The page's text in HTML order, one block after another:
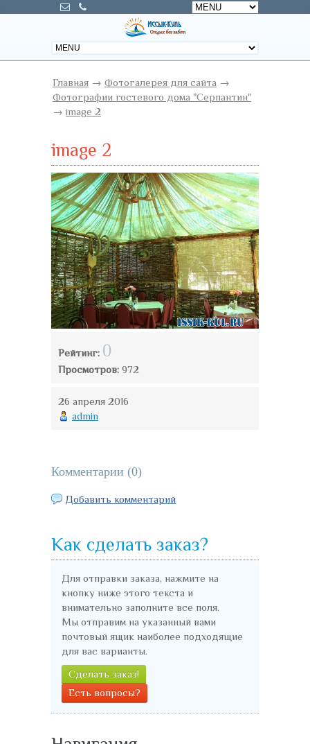
Главная → Фотогалерея для сайта →
Фотографии гостевого дома "Серпантин"
→ image 2
image 2
Рейтинг: 0
Просмотров: 972
26 апреля 2016
admin
Комментарии (0)
Добавить комментарий
Как сделать заказ?
Для отправки заказа, нажмите на
кнопку ниже этого текста и
внимательно заполните все поля.
Мы отправим на указанный вами
почтовый ящик наиболее подходящие
для вас варианты.
Сделать заказ!
Есть вопросы?